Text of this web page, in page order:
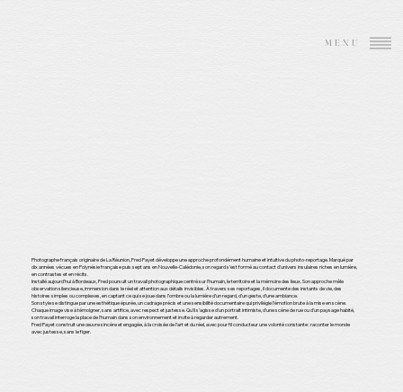
MENU
Photographe français originaire de La Réunion, Fred Payet développe une approche profondément humaine et intuitive du photo-reportage. Marqué par
dix années vécues en Polynésie française puis sept ans en Nouvelle-Calédonie, son regard s’est formé au contact d’univers insulaires riches en lumière,
en contrastes et en récits.
Installé aujourd’hui à Bordeaux, Fred poursuit un travail photographique centré sur l’humain, le territoire et la mémoire des lieux. Son approche mêle
observation silencieuse, immersion dans le réel et attention aux détails invisibles. À travers ses reportages, il documente des instants de vie, des
histoires simples ou complexes, en captant ce qui se joue dans l’ombre ou la lumière d’un regard, d’un geste, d’une ambiance.
Son style se distingue par une esthétique épurée, un cadrage précis et une sensibilité documentaire qui privilégie l’émotion brute à la mise en scène.
Chaque image vise à témoigner, sans artifice, avec respect et justesse. Qu’il s’agisse d’un portrait intimiste, d’une scène de rue ou d’un paysage habité,
son travail interroge la place de l’humain dans son environnement et invite à regarder autrement.
Fred Payet construit une œuvre sincère et engagée, à la croisée de l’art et du réel, avec pour fil conducteur une volonté constante : raconter le monde
avec justesse, sans le figer.